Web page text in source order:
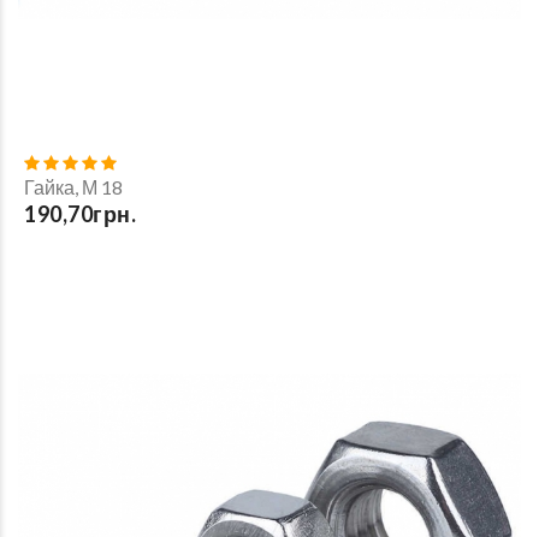
Гайка, М 18
190,70грн.